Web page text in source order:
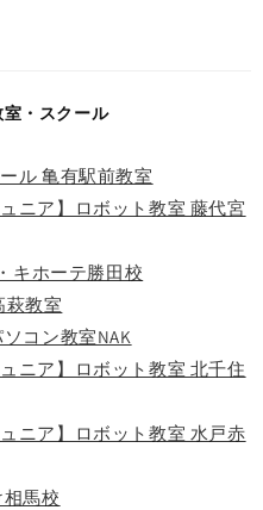
・スクール
ル 亀有駅前教室
ニア】ロボット教室 藤代宮
キホーテ勝田校
萩教室
コン教室NAK
ニア】ロボット教室 北千住
ニア】ロボット教室 水戸赤
馬校